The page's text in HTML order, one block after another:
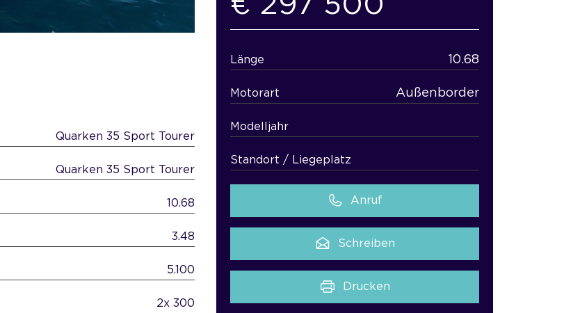
Quarken 35 Sport Tourer
Quarken 35 Sport Tourer
10.68
3.48
5.100
2x 300
€ 297 500
Länge 10.68
Motorart Außenborder
Modelljahr
Standort / Liegeplatz
Anruf
Schreiben
Drucken